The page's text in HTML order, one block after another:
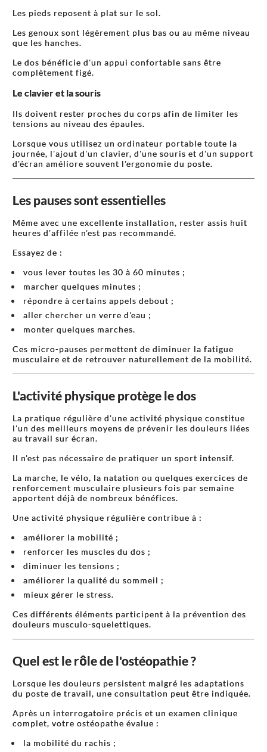
Les pieds reposent à plat sur le sol.
Les genoux sont légèrement plus bas ou au même niveau
que les hanches.
Le dos bénéficie d'un appui confortable sans être
complètement figé.
Le clavier et la souris
Ils doivent rester proches du corps afin de limiter les
tensions au niveau des épaules.
Lorsque vous utilisez un ordinateur portable toute la
journée, l'ajout d'un clavier, d'une souris et d'un support
d'écran améliore souvent l'ergonomie du poste.
Les pauses sont essentielles
Même avec une excellente installation, rester assis huit
heures d'affilée n'est pas recommandé.
Essayez de :
vous lever toutes les 30 à 60 minutes ;
marcher quelques minutes ;
répondre à certains appels debout ;
aller chercher un verre d'eau ;
monter quelques marches.
Ces micro-pauses permettent de diminuer la fatigue
musculaire et de retrouver naturellement de la mobilité.
L'activité physique protège le dos
La pratique régulière d'une activité physique constitue
l'un des meilleurs moyens de prévenir les douleurs liées
au travail sur écran.
Il n'est pas nécessaire de pratiquer un sport intensif.
La marche, le vélo, la natation ou quelques exercices de
renforcement musculaire plusieurs fois par semaine
apportent déjà de nombreux bénéfices.
Une activité physique régulière contribue à :
améliorer la mobilité ;
renforcer les muscles du dos ;
diminuer les tensions ;
améliorer la qualité du sommeil ;
mieux gérer le stress.
Ces différents éléments participent à la prévention des
douleurs musculo-squelettiques.
Quel est le rôle de l'ostéopathie ?
Lorsque les douleurs persistent malgré les adaptations
du poste de travail, une consultation peut être indiquée.
Après un interrogatoire précis et un examen clinique
complet, votre ostéopathe évalue :
la mobilité du rachis ;